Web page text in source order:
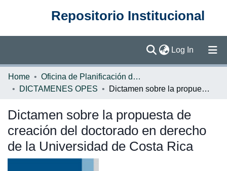
Repositorio Institucional
Log In (current)
Communities & Collections
Statistics
Home
Oficina de Planificación de la Educación Superior (OPES)
DICTAMENES OPES
Dictamen sobre la propuesta de creación del doctorado en derecho de la Universidad de Costa Rica
Dictamen sobre la propuesta de
creación del doctorado en derecho
de la Universidad de Costa Rica